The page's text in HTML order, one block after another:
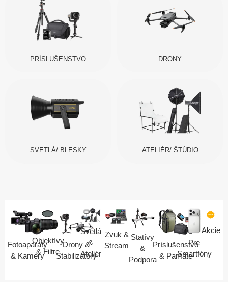
PRÍSLUŠENSTVO DRONY
SVETLÁ/ BLESKY ATELIÉR/ ŠTÚDIO
Fotoaparáty
& Kamery
Objektívy
& Filtre
Drony &
Stabilizátory
Svetlá
&
Ateliér
Zvuk &
Stream
Statívy
&
Podpora
Príslušenstvo
& Pamäte
Pre
Smartfóny
Akcie